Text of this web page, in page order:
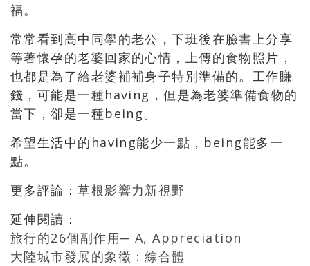
福。
常常看到高中同學的老公，下班後在臉書上分享
等著懷孕的老婆回家的心情，上傳的食物照片，
也都是為了給老婆補補身子特別準備的。工作賺
錢，可能是一種having，但是為老婆準備食物的
當下，卻是一種being。
希望生活中的having能少一點，being能多一
點。
更多評論：草根影響力新視野
延伸閱讀：
旅行的26個副作用─ A, Appreciation
大陸城市發展的象徵：綜合體